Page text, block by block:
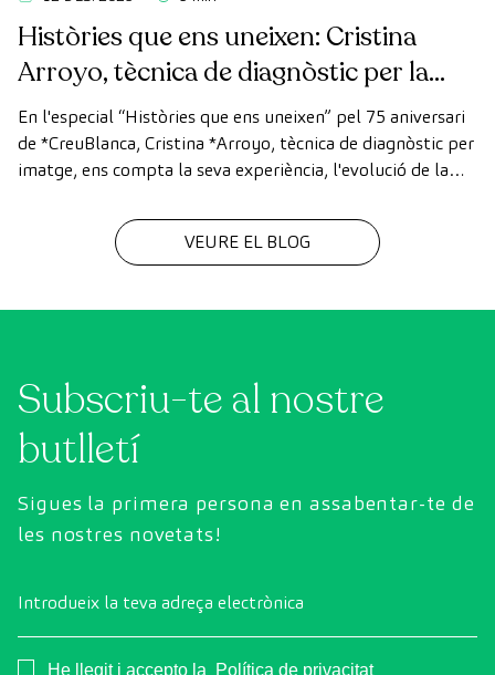
Històries que ens uneixen: Cristina
Arroyo, tècnica de diagnòstic per la
imatge
En l'especial “Històries que ens uneixen” pel 75 aniversari
de *CreuBlanca, Cristina *Arroyo, tècnica de diagnòstic per
imatge, ens compta la seva experiència, l'evolució de la
cada diagnòstic
VEURE EL BLOG
Subscriu-te al nostre
butlletí
Sigues la primera persona en assabentar-te de
les nostres novetats!
Introdueix la teva adreça electrònica
Consentimiento
He llegit i accepto la
Política de privacitat